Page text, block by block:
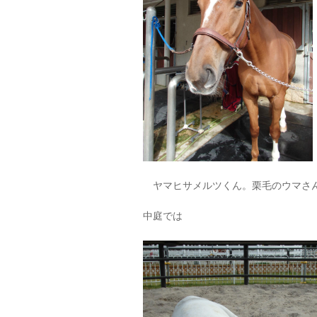
ヤマヒサメルツくん。栗毛のウマさ
中庭では